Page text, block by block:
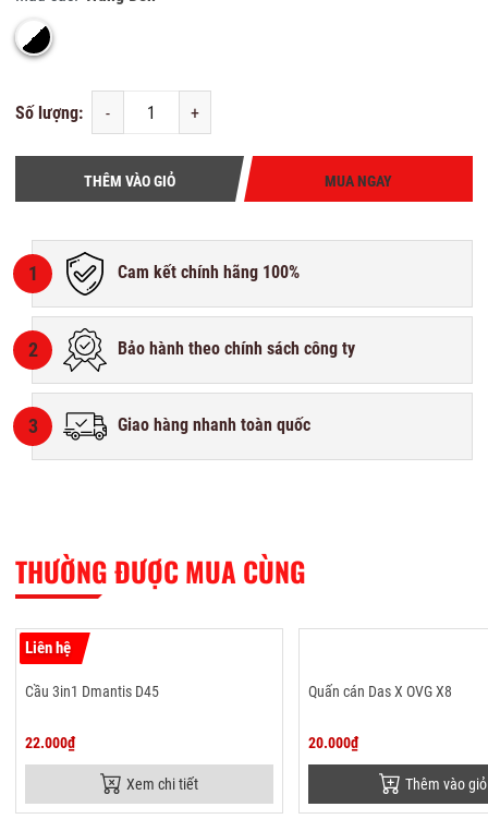
Số lượng: - +
THÊM VÀO GIỎ MUA NGAY
1 Cam kết chính hãng 100%
2 Bảo hành theo chính sách công ty
3 Giao hàng nhanh toàn quốc
THƯỜNG ĐƯỢC MUA CÙNG
Liên hệ
Cầu 3in1 Dmantis D45
22.000₫
Xem chi tiết
Quấn cán Das X OVG X8
20.000₫
Thêm vào giỏ